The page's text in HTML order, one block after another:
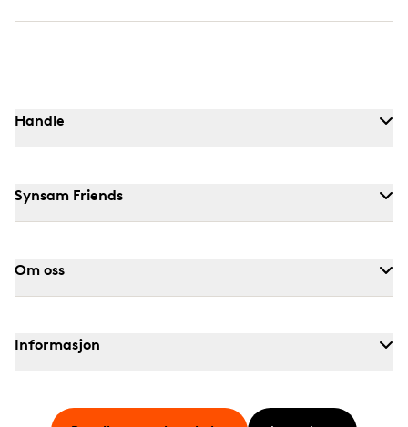
Handle
Synsam Friends
Om oss
Informasjon